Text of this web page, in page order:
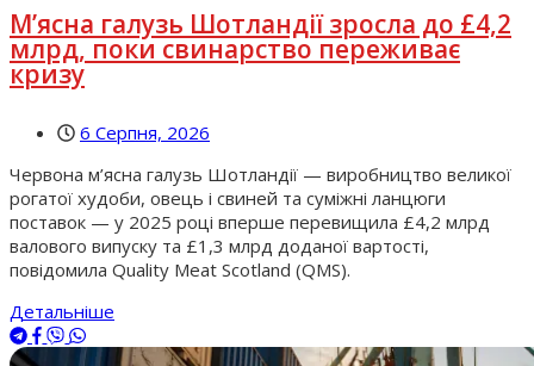
М’ясна галузь Шотландії зросла до £4,2
млрд, поки свинарство переживає
кризу
6 Серпня, 2026
Червона м’ясна галузь Шотландії — виробництво великої
рогатої худоби, овець і свиней та суміжні ланцюги
поставок — у 2025 році вперше перевищила £4,2 млрд
валового випуску та £1,3 млрд доданої вартості,
повідомила Quality Meat Scotland (QMS).
Детальніше